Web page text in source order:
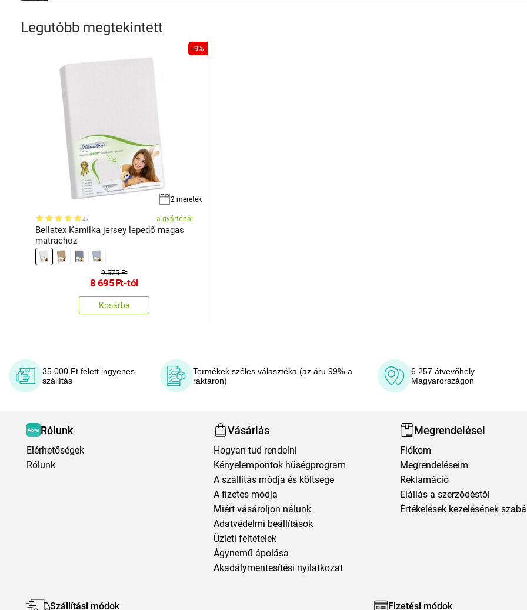
Legutóbb megtekintett
-9%
2 méretek
4x a gyártónál
Bellatex Kamilka jersey lepedő magas
matrachoz
9 575 Ft
8 695Ft-tól
Kosárba
35 000 Ft felett ingyenes
szállítás
Termékek széles választéka (az áru 99%-a
raktáron)
6 257 átvevőhely
Magyarországon
Rólunk
Elérhetőségek
Rólunk
Vásárlás
Hogyan tud rendelni
Kényelempontok hűségprogram
A szállítás módja és költsége
A fizetés módja
Miért vásároljon nálunk
Adatvédelmi beállítások
Üzleti feltételek
Ágynemű ápolása
Akadálymentesítési nyilatkozat
Megrendelései
Fiókom
Megrendeléseim
Reklamáció
Elállás a szerződéstől
Értékelések kezelésének
Szállítási módok Fizetési módok